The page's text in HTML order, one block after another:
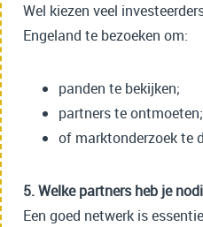
Wel kiezen veel
Engeland te bezoeken om:
panden te bekijken;
partners te ontmoeten;
of marktonderzoek te
5. Welke partners heb je
Een goed netwerk is